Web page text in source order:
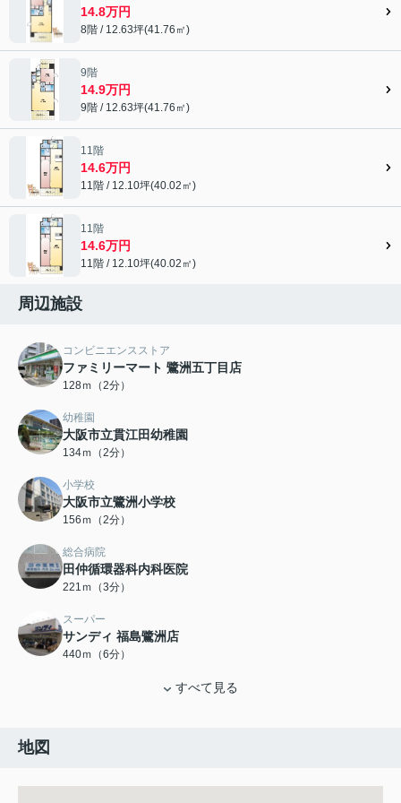
14.8万円
8階 / 12.63坪(41.76㎡)
9階
14.9万円
9階 / 12.63坪(41.76㎡)
11階
14.6万円
11階 / 12.10坪(40.02㎡)
11階
14.6万円
11階 / 12.10坪(40.02㎡)
周辺施設
コンビニエンスストア
ファミリーマート 鷺洲五丁目店
128ｍ（2分）
幼稚園
大阪市立貫江田幼稚園
134ｍ（2分）
小学校
大阪市立鷺洲小学校
156ｍ（2分）
総合病院
田仲循環器科内科医院
221ｍ（3分）
スーパー
サンディ 福島鷺洲店
440ｍ（6分）
すべて見る
地図